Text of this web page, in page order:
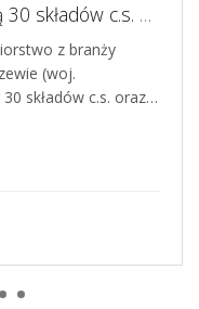
Sprzedam firmę transportową 30 składów c.s. plus naczepa
z branży
(woj.
składów c.s. oraz…